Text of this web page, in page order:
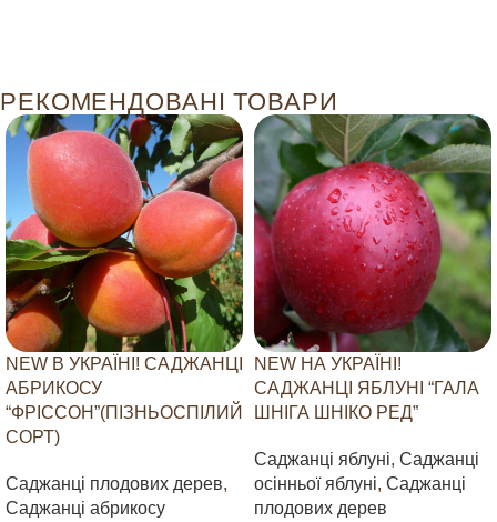
РЕКОМЕНДОВАНІ ТОВАРИ
NEW В УКРАЇНІ! САДЖАНЦІ
АБРИКОСУ
“ФРІССОН”(ПІЗНЬОСПІЛИЙ
СОРТ)
Саджанці плодових дерев,
Саджанці абрикосу
NEW НА УКРАЇНІ!
САДЖАНЦІ ЯБЛУНІ “ГАЛА
ШНІГА ШНІКО РЕД”
Саджанці яблуні, Саджанці
осінньої яблуні, Саджанці
плодових дерев